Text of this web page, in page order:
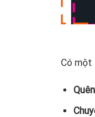
Có một